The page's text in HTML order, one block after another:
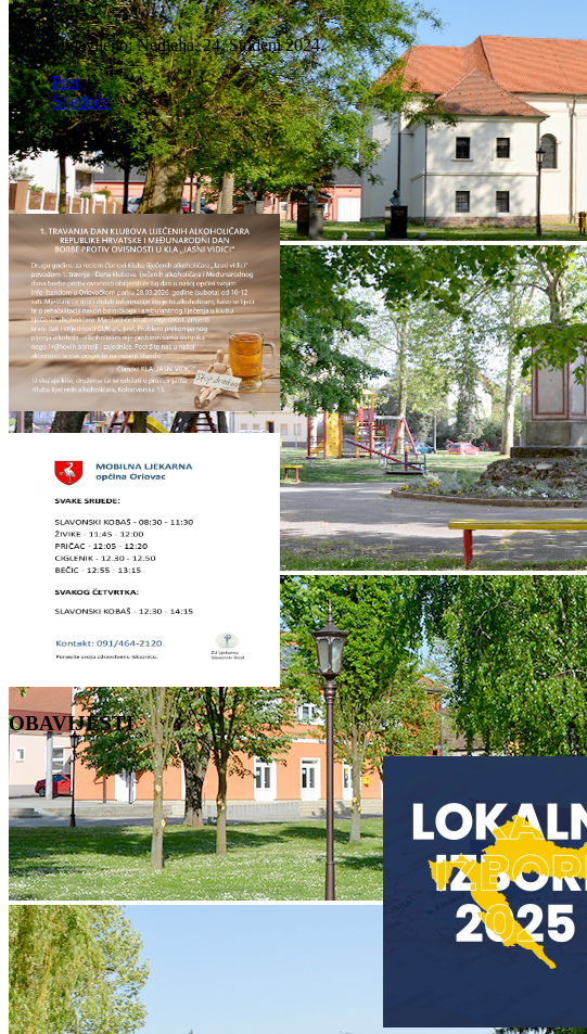
Detalji
Objavljeno: Nedjelja, 24. Studeni 2024.
Pret
Sljedeće
NAJAVE
OBAVIJESTI